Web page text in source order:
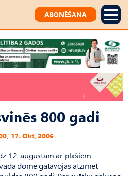
ABONĒŠANA
800 gadi
17. Okt, 2006
12. augustam ar plašiem
dome gatavojas atzīmēt